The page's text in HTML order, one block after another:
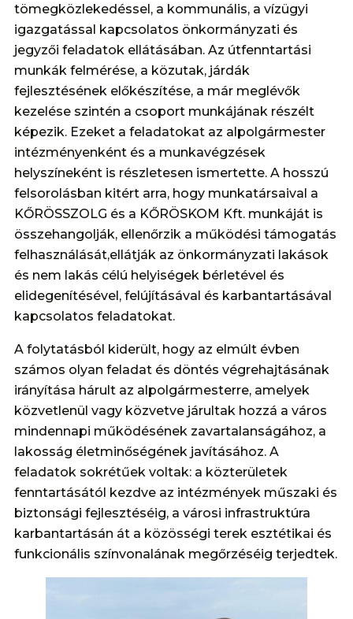
tömegközlekedéssel, a kommunális, a vízügyi
igazgatással kapcsolatos önkormányzati és
jegyzői feladatok ellátásában. Az útfenntartási
munkák felmérése, a közutak, járdák
fejlesztésének előkészítése, a már meglévők
kezelése szintén a csoport munkájának részélt
képezik. Ezeket a feladatokat az alpolgármester
intézményenként és a munkavégzések
helyszíneként is részletesen ismertette. A hosszú
felsorolásban kitért arra, hogy munkatársaival a
KŐRÖSSZOLG és a KŐRÖSKOM Kft. munkáját is
összehangolják, ellenőrzik a működési támogatás
felhasználását,ellátják az önkormányzati lakások
és nem lakás célú helyiségek bérletével és
elidegenítésével, felújításával és karbantartásával
kapcsolatos feladatokat.
A folytatásból kiderült, hogy az elmúlt évben
számos olyan feladat és döntés végrehajtásának
irányítása hárult az alpolgármesterre, amelyek
közvetlenül vagy közvetve járultak hozzá a város
mindennapi működésének zavartalanságához, a
lakosság életminőségének javításához. A
feladatok sokrétűek voltak: a közterületek
fenntartásától kezdve az intézmények műszaki és
biztonsági fejlesztéséig, a városi infrastruktúra
karbantartásán át a közösségi terek esztétikai és
funkcionális színvonalának megőrzéséig terjedtek.